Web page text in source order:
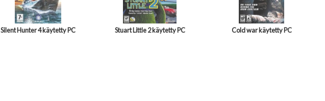
Silent Hunter 4 käytetty PC Stuart Little 2 käytetty PC Cold war käytetty PC